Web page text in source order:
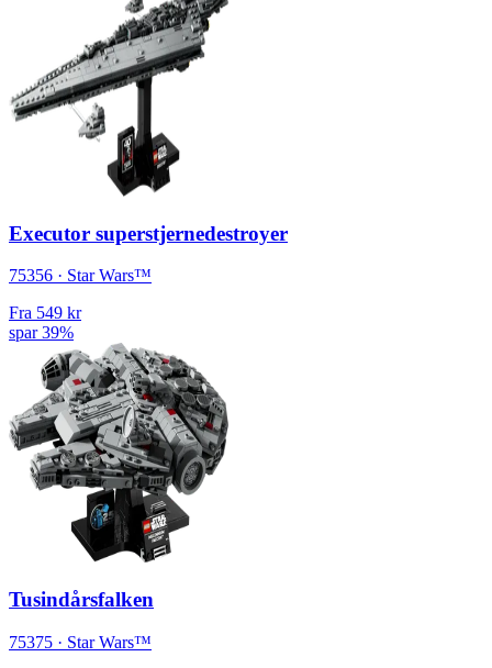
Executor superstjernedestroyer
75356 · Star Wars™
Fra 549 kr
spar 39%
Tusindårsfalken
75375 · Star Wars™